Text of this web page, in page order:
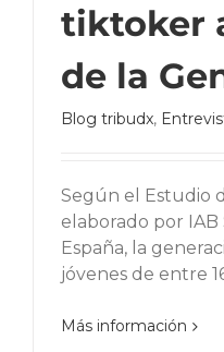
tiktoker
de la
Blog tribudx,
Según el Estudio
elaborado por IAB
España, la
jóvenes de entre
Más información